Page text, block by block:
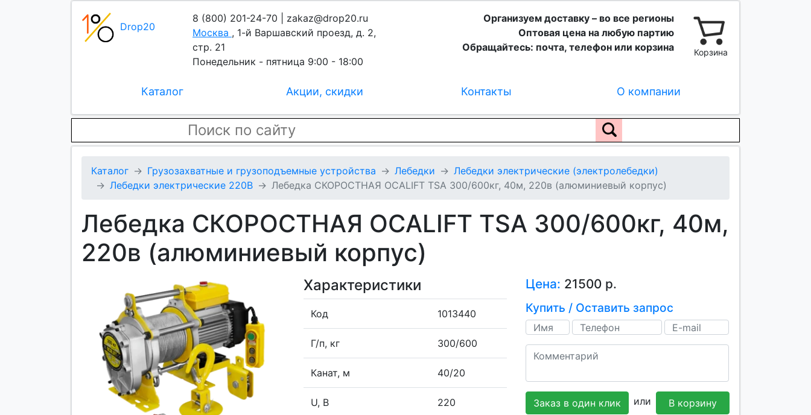
Drop20
8 (800) 201-24-70 | zakaz@drop20.ru
Москва , 1-й Варшавский проезд, д. 2,
стр. 21
Понедельник - пятница 9:00 - 18:00
Организуем доставку – во все регионы
Оптовая цена на любую партию
Обращайтесь: почта, телефон или корзина
Корзина
Каталог Акции, скидки Контакты О компании
Каталог Грузозахватные и грузоподъемные устройства Лебедки
Лебедки электрические (электролебедки)
Лебедки электрические 220В
Лебедка СКОРОСТНАЯ OCALIFT TSA 300/600кг, 40м, 220в (алюминиевый корпус)
Лебедка СКОРОСТНАЯ OCALIFT TSA 300/600кг, 40м,
220в (алюминиевый корпус)
Характеристики
Код 1013440
Г/п, кг 300/600
Канат, м 40/20
U, В 220
Цена: 21500 р.
Купить / Оставить запрос
Заказ в один клик или В корзину